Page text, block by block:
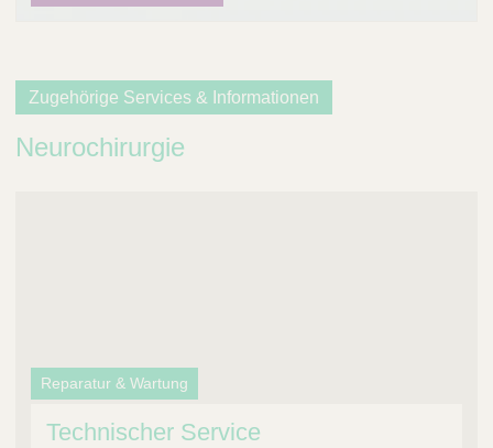
Zugehörige Services & Informationen
Neurochirurgie
Reparatur & Wartung
Technischer Service